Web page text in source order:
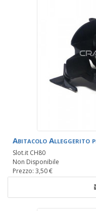
Abitacolo Alleggerito
Slot.it CH80
Non Disponibile
Prezzo: 3,50 €